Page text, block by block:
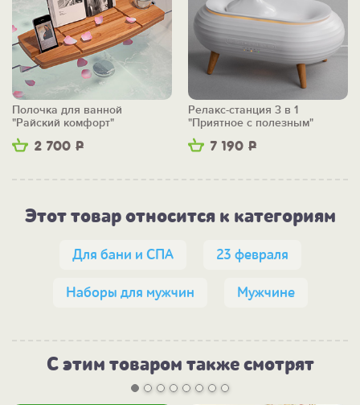
2 700 Р
Полочка для ванной
"Райский комфорт"
7 190 Р
Релакс-станция 3 в 1
"Приятное с полезным"
Этот товар относится к категориям
Для бани и СПА 23 февраля
Наборы для мужчин Мужчине
С этим товаром также смотрят